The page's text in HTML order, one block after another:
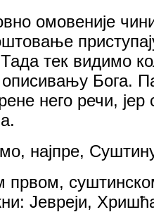
омовеније
тек видимо
Бога.
него речи,
најпре,
првом,
Јевреји,